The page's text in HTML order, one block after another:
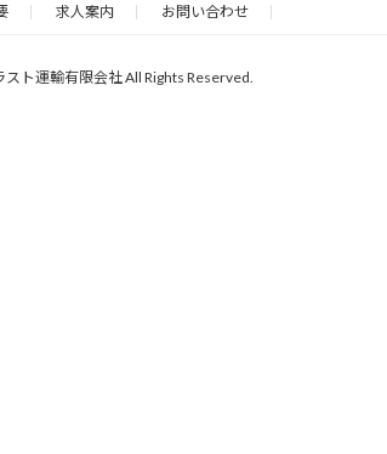
求人案内 お問い合わせ
ト運輸有限会社 All Rights Reserved.